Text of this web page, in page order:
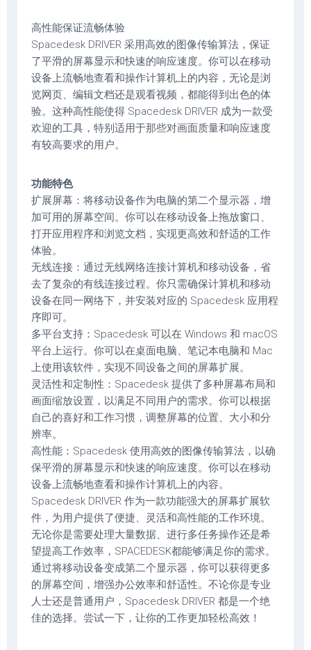
高性能保证流畅体验
Spacedesk DRIVER 采用高效的图像传输算法，保证
了平滑的屏幕显示和快速的响应速度。你可以在移动
设备上流畅地查看和操作计算机上的内容，无论是浏
览网页、编辑文档还是观看视频，都能得到出色的体
验。这种高性能使得 Spacedesk DRIVER 成为一款受
欢迎的工具，特别适用于那些对画面质量和响应速度
有较高要求的用户。
功能特色
扩展屏幕：将移动设备作为电脑的第二个显示器，增
加可用的屏幕空间。你可以在移动设备上拖放窗口、
打开应用程序和浏览文档，实现更高效和舒适的工作
体验。
无线连接：通过无线网络连接计算机和移动设备，省
去了复杂的有线连接过程。你只需确保计算机和移动
设备在同一网络下，并安装对应的 Spacedesk 应用程
序即可。
多平台支持：Spacedesk 可以在 Windows 和 macOS
平台上运行。你可以在桌面电脑、笔记本电脑和 Mac
上使用该软件，实现不同设备之间的屏幕扩展。
灵活性和定制性：Spacedesk 提供了多种屏幕布局和
画面缩放设置，以满足不同用户的需求。你可以根据
自己的喜好和工作习惯，调整屏幕的位置、大小和分
辨率。
高性能：Spacedesk 使用高效的图像传输算法，以确
保平滑的屏幕显示和快速的响应速度。你可以在移动
设备上流畅地查看和操作计算机上的内容。
Spacedesk DRIVER 作为一款功能强大的屏幕扩展软
件，为用户提供了便捷、灵活和高性能的工作环境。
无论你是需要处理大量数据、进行多任务操作还是希
望提高工作效率，SPACEDESK都能够满足你的需求。
通过将移动设备变成第二个显示器，你可以获得更多
的屏幕空间，增强办公效率和舒适性。不论你是专业
人士还是普通用户，Spacedesk DRIVER 都是一个绝
佳的选择。尝试一下，让你的工作更加轻松高效！